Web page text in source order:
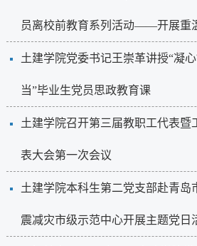
员离校前教育系列活动——开展重
土建学院党委书记王崇革讲授“凝心
当”毕业生党员思政教育课
土建学院召开第三届教职工代表暨
表大会第一次会议
土建学院本科生第二党支部赴青岛
震减灾市级示范中心开展主题党日